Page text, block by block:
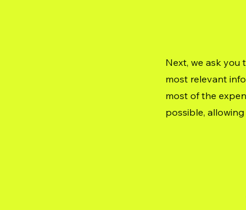
Next, we ask you
most relevant
most of the
possible,